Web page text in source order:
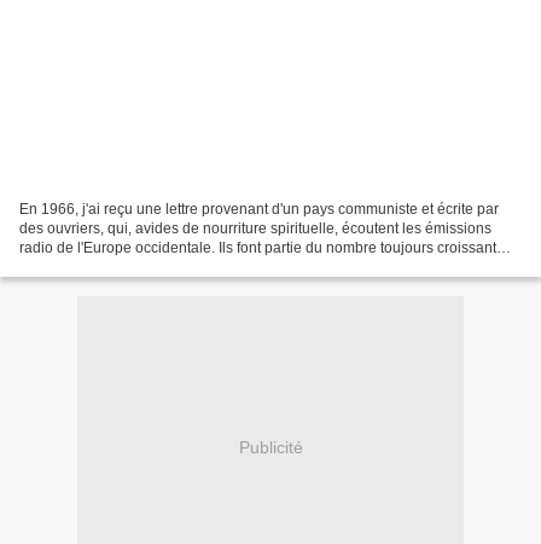
En 1966, j'ai reçu une lettre provenant d'un pays communiste et écrite par
des ouvriers, qui, avides de nourriture spirituelle, écoutent les émissions
radio de l'Europe occidentale. Ils font partie du nombre toujours croissant
Publicité